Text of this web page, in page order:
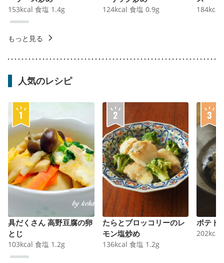
153kcal 食塩 1.4g 124kcal 食塩 0.9g 184kcal
もっと見る
人気のレシピ
具だくさん 高野豆腐の卵
とじ
103kcal 食塩 1.2g
たらとブロッコリーのレ
モン塩炒め
136kcal 食塩 1.2g
ポテト
202kcal